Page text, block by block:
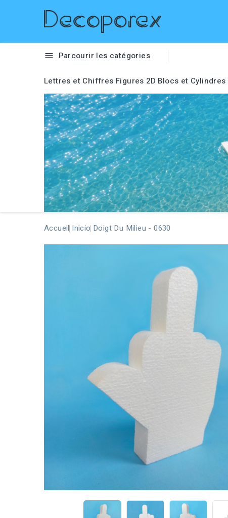
 Parcourir les catégories
Lettres et Chiffres Figures 2D Blocs et Cylindres
Accueil Inicio Doigt Du Milieu - 0630